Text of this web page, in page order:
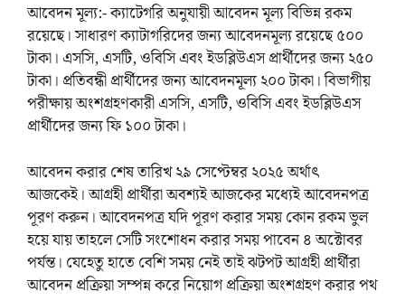
আবেদন মূল্য:- ক্যাটেগরি অনুযায়ী আবেদন মূল্য বিভিন্ন রকম
রয়েছে। সাধারণ ক্যাটাগরিদের জন্য আবেদনমূল্য রয়েছে ৫০০
টাকা। এসসি, এসটি, ওবিসি এবং ইডব্লিউএস প্রার্থীদের জন্য ২৫০
টাকা। প্রতিবন্ধী প্রার্থীদের জন্য আবেদনমূল্য ২০০ টাকা। বিভাগীয়
পরীক্ষায় অংশগ্রহণকারী এসসি, এসটি, ওবিসি এবং ইডব্লিউএস
প্রার্থীদের জন্য ফি ১০০ টাকা।
আবেদন করার শেষ তারিখ ২৯ সেপ্টেম্বর ২০২৫ অর্থাৎ
আজকেই। আগ্রহী প্রার্থীরা অবশ্যই আজকের মধ্যেই আবেদনপত্র
পূরণ করুন। আবেদনপত্র যদি পূরণ করার সময় কোন রকম ভুল
হয়ে যায় তাহলে সেটি সংশোধন করার সময় পাবেন ৪ অক্টোবর
পর্যন্ত। যেহেতু হাতে বেশি সময় নেই তাই ঝটপট আগ্রহী প্রার্থীরা
আবেদন প্রক্রিয়া সম্পন্ন করে নিয়োগ প্রক্রিয়া অংশগ্রহণ করার পথ